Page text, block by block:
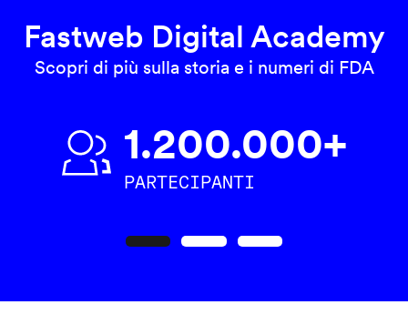
Fastweb Digital Academy
Scopri di più sulla storia e i numeri di FDA
1.200.000+
PARTECIPANTI